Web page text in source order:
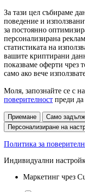
За тази цел събираме
поведение и
за постоянно
персонализирана
статистиката на
вашите криптирани
показваме оферти
само ако вече
Моля, запознайте се с
поверителност преди да
Приемане
Само
Персонализиране на
Политика за
Индивидуални
Маркетинг чрез